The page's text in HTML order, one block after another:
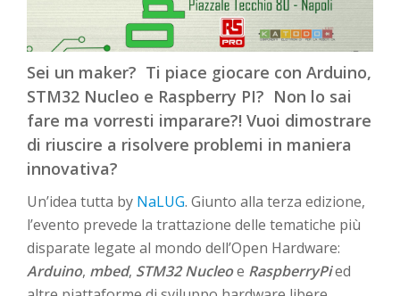
Sei un maker? Ti piace giocare con Arduino,
STM32 Nucleo e Raspberry PI? Non lo sai
fare ma vorresti imparare?! Vuoi dimostrare
di riuscire a risolvere problemi in maniera
innovativa?
Un’idea tutta by NaLUG. Giunto alla terza edizione,
l’evento prevede la trattazione delle tematiche più
disparate legate al mondo dell’Open Hardware:
Arduino, mbed, STM32 Nucleoe RaspberryPied